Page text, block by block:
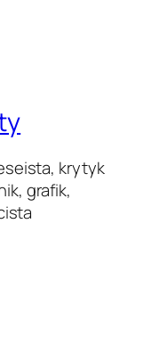
krytyk
grafik,